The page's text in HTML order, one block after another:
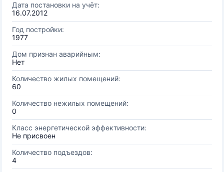
Дата постановки на учёт:
16.07.2012
Год постройки:
1977
Дом признан аварийным:
Нет
Количество жилых помещений:
60
Количество нежилых помещений:
0
Класс энергетической эффективности:
Не присвоен
Количество подъездов:
4